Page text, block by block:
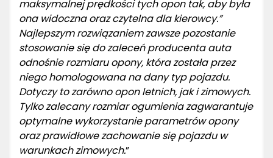
maksymalnej prędkości tych opon tak, aby była
ona widoczna oraz czytelna dla kierowcy.”
Najlepszym rozwiązaniem zawsze pozostanie
stosowanie się do zaleceń producenta auta
odnośnie rozmiaru opony, która została przez
niego homologowana na dany typ pojazdu.
Dotyczy to zarówno opon letnich, jak i zimowych.
Tylko zalecany rozmiar ogumienia zagwarantuje
optymalne wykorzystanie parametrów opony
oraz prawidłowe zachowanie się pojazdu w
warunkach zimowych.”